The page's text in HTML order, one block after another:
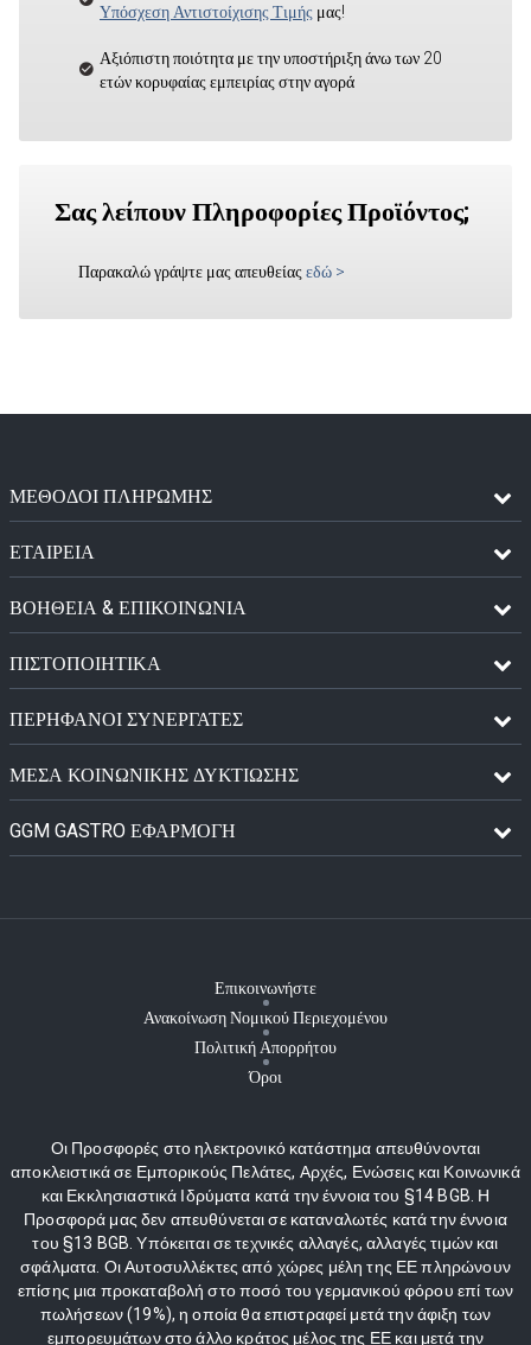
Υπόσχεση Αντιστοίχισης Τιμής μας!
Αξιόπιστη ποιότητα με την υποστήριξη άνω των 20
ετών κορυφαίας εμπειρίας στην αγορά
Σας λείπουν Πληροφορίες Προϊόντος;
Παρακαλώ γράψτε μας απευθείας εδώ >
ΜΈΘΟΔΟΙ ΠΛΗΡΩΜΉΣ
ΕΤΑΙΡΕΙΑ
ΒΟΗΘΕΙΑ & ΕΠΙΚΟΙΝΩΝΙΑ
ΠΙΣΤΟΠΟΙΗΤΙΚΆ
ΠΕΡΉΦΑΝΟΙ ΣΥΝΕΡΓΆΤΕΣ
ΜΈΣΑ ΚΟΙΝΩΝΙΚΉΣ ΔΥΚΤΊΩΣΗΣ
GGM GASTRO ΕΦΑΡΜΟΓΉ
Επικοινωνήστε
Ανακοίνωση Νομικού Περιεχομένου
Πολιτική Απορρήτου
Όροι
Οι Προσφορές στο ηλεκτρονικό κατάστημα απευθύνονται
αποκλειστικά σε Εμπορικούς Πελάτες, Αρχές, Ενώσεις και Κοινωνικά
και Εκκλησιαστικά Ιδρύματα κατά την έννοια του §14 BGB. Η
Προσφορά μας δεν απευθύνεται σε καταναλωτές κατά την έννοια
του §13 BGB. Υπόκειται σε τεχνικές αλλαγές, αλλαγές τιμών και
σφάλματα. Οι Αυτοσυλλέκτες από χώρες μέλη της ΕΕ πληρώνουν
επίσης μια προκαταβολή στο ποσό του γερμανικού φόρου επί των
πωλήσεων (19%), η οποία θα επιστραφεί μετά την άφιξη των
εμπορευμάτων στο άλλο κράτος μέλος της ΕΕ και μετά την